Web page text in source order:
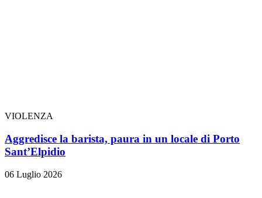
VIOLENZA
Aggredisce la barista, paura in un locale di Porto
Sant’Elpidio
06 Luglio 2026